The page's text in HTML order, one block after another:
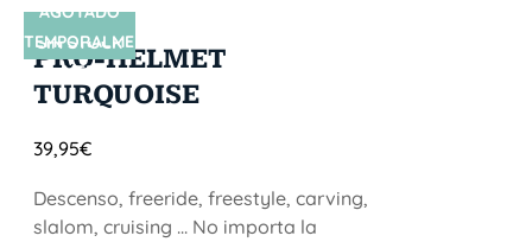
SIN STOCK
AGOTADO
TEMPORALME
NTE
PRO-HELMET
TURQUOISE
39,95€
Descenso, freeride, freestyle, carving,
slalom, cruising ... No importa la